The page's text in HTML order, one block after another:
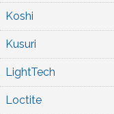
Koshi
Kusuri
LightTech
Loctite